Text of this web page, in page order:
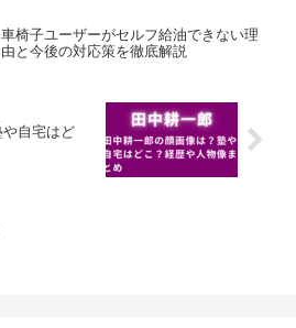
車椅子ユーザーがセルフ給油できない理
由と今後の対応策を徹底解説
自宅はど